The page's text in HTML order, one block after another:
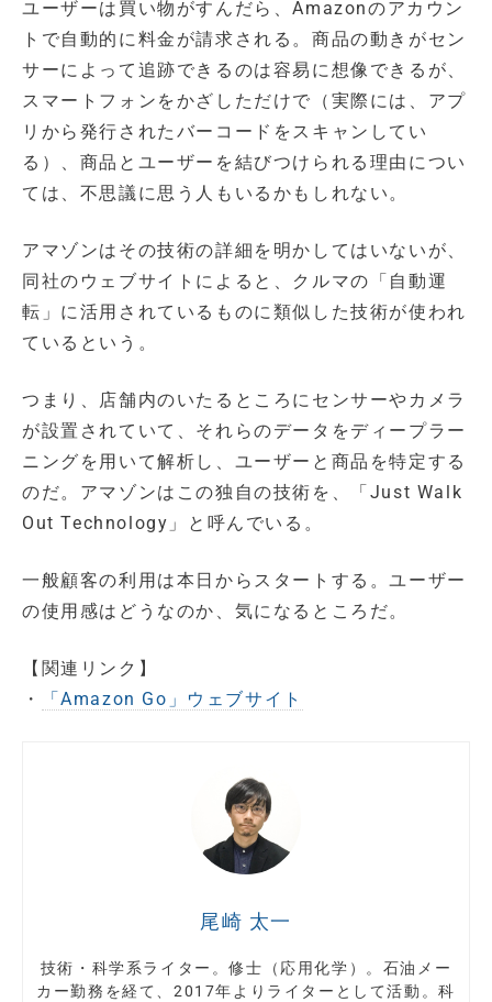
ユーザーは買い物がすんだら、Amazonのアカウン
トで自動的に料金が請求される。商品の動きがセン
サーによって追跡できるのは容易に想像できるが、
スマートフォンをかざしただけで（実際には、アプ
リから発行されたバーコードをスキャンしてい
る）、商品とユーザーを結びつけられる理由につい
ては、不思議に思う人もいるかもしれない。
アマゾンはその技術の詳細を明かしてはいないが、
同社のウェブサイトによると、クルマの「自動運
転」に活用されているものに類似した技術が使われ
ているという。
つまり、店舗内のいたるところにセンサーやカメラ
が設置されていて、それらのデータをディープラー
ニングを用いて解析し、ユーザーと商品を特定する
のだ。アマゾンはこの独自の技術を、「Just Walk
Out Technology」と呼んでいる。
一般顧客の利用は本日からスタートする。ユーザー
の使用感はどうなのか、気になるところだ。
【関連リンク】
・
「Amazon Go」ウェブサイト
尾崎 太一
技術・科学系ライター。修士（応用化学）。石油メー
カー勤務を経て、2017年よりライターとして活動。科